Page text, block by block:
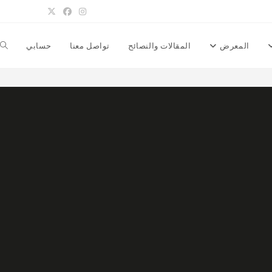
المعرض المقالات والنصائح تواصل معنا حسابي